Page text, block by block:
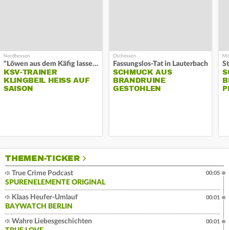
"Löwen aus dem Käfig lassen"
KSV-TRAINER
KLINGBEIL HEISS AUF S
AISON
Fassungslos-Tat in Lauterbach
SCHMUCK AUS
BRANDRUINE
GESTOHLEN
THEMEN-TICKER
True Crime Podcast
SPURENELEMENTE ORIGINAL
00:05
Klaas Heufer-Umlauf
BAYWATCH BERLIN
00:01
Wahre Liebesgeschichten
00:01